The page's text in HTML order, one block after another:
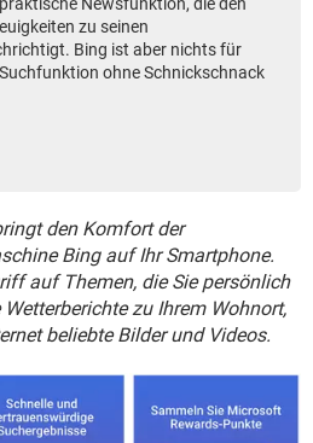
HARDWARE
zu seinen
Bing ist aber nichts für
ohne Schnickschnack
den Komfort der
Bing auf Ihr Smartphone.
auf Themen, die Sie persönlich
zu Ihrem Wohnort,
beliebte Bilder und Videos.